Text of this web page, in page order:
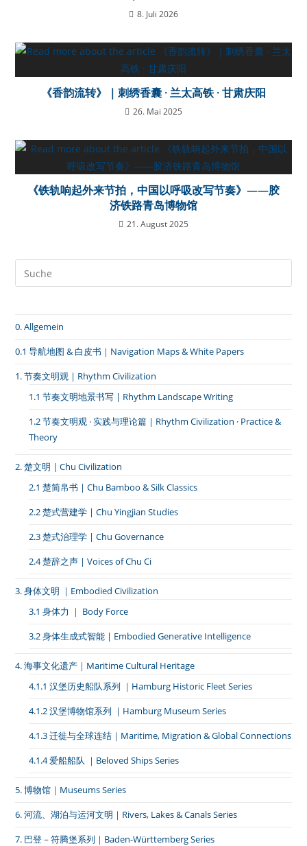
8. Juli 2026
《香韵流转》｜刺绣香囊 · 兰太高铁 · 甘肃庆阳
26. Mai 2025
《铁轨响起外来节拍，中国以呼吸改写节奏》——胶
济铁路青岛博物馆
21. August 2025
0. Allgemein
0.1 导航地图 & 白皮书｜Navigation Maps & White Papers
1. 节奏文明观 | Rhythm Civilization
1.1 节奏文明地景书写 | Rhythm Landscape Writing
1.2 节奏文明观 · 实践与理论篇 | Rhythm Civilization · Practice &
Theory
2. 楚文明 | Chu Civilization
2.1 楚简帛书 | Chu Bamboo & Silk Classics
2.2 楚式营建学 | Chu Yingjian Studies
2.3 楚式治理学 | Chu Governance
2.4 楚辞之声 | Voices of Chu Ci
3. 身体文明 ｜Embodied Civilization
3.1 身体力 ｜ Body Force
3.2 身体生成式智能 | Embodied Generative Intelligence
4. 海事文化遗产｜Maritime Cultural Heritage
4.1.1 汉堡历史船队系列 ｜Hamburg Historic Fleet Series
4.1.2 汉堡博物馆系列 ｜Hamburg Museum Series
4.1.3 迁徙与全球连结｜Maritime, Migration & Global Connections
4.1.4 爱船船队 ｜Beloved Ships Series
5. 博物馆｜Museums Series
6. 河流、湖泊与运河文明｜Rivers, Lakes & Canals Series
7. 巴登－符腾堡系列｜Baden-Württemberg Series